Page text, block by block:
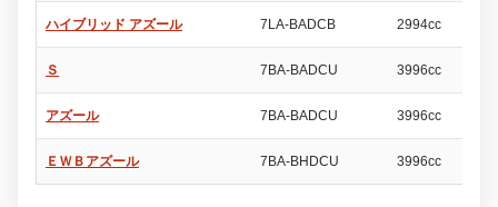
ハイブリッド アズール 7LA-BADCB 2994cc
Ｓ 7BA-BADCU 3996cc
アズール 7BA-BADCU 3996cc
ＥＷＢアズール 7BA-BHDCU 3996cc